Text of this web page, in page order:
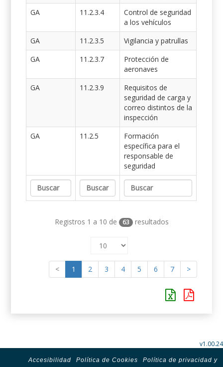
GA
11.2.3.4
Control de seguridad
a los vehículos
GA
11.2.3.5
Vigilancia y patrullas
GA
11.2.3.7
Protección de
aeronaves
GA
11.2.3.9
Requisitos de
seguridad de carga y
correo distintos de la
inspección
GA
11.2.5
Formación
específica para el
responsable de
seguridad
Registros 1 a 10 de 63 resultados
< 1 2 3 4 5 6 7 >
v1.00.24
Accesibilidad Política de Cookies
Política de privacidad y